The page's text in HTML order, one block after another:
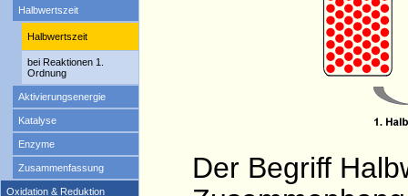
Halbwertszeit
Halbwertszeit
bei Reaktionen 1.
Ordnung
Aktivierungsenergie
Katalyse
Enzyme
Zusammenfassung
Oxidation & Reduktion
Der Begriff